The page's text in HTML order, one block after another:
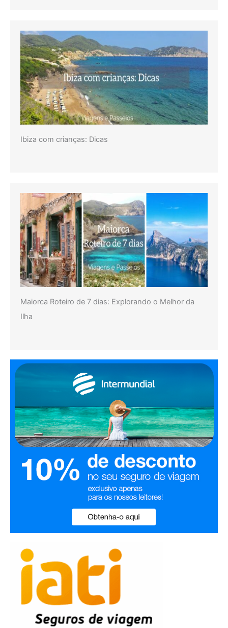
Ibiza com crianças: Dicas
Maiorca Roteiro de 7 dias: Explorando o Melhor da
Ilha